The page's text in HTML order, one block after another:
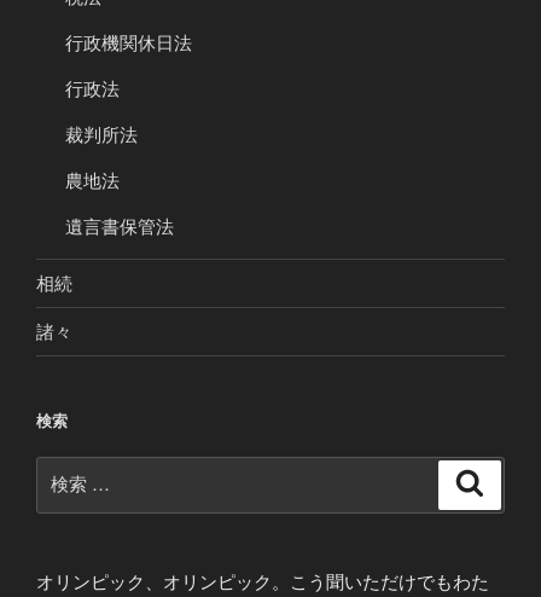
行政機関休日法
行政法
裁判所法
農地法
遺言書保管法
相続
諸々
検索
索:
オリンピック、オリンピック。こう聞いただけでもわた